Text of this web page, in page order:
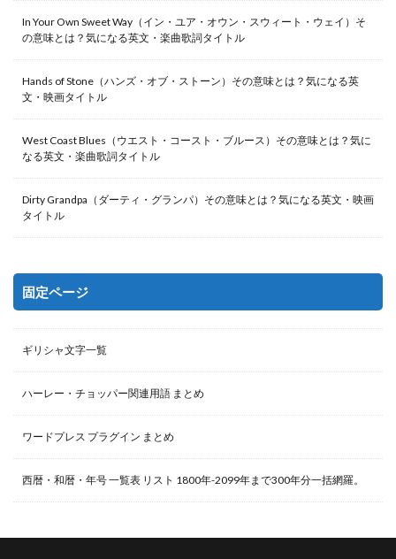
In Your Own Sweet Way（イン・ユア・オウン・スウィート・ウェイ）そ
の意味とは？気になる英文・楽曲歌詞タイトル
Hands of Stone（ハンズ・オブ・ストーン）その意味とは？気になる英
文・映画タイトル
West Coast Blues（ウエスト・コースト・ブルース）その意味とは？気に
なる英文・楽曲歌詞タイトル
Dirty Grandpa（ダーティ・グランパ）その意味とは？気になる英文・映画
タイトル
固定ページ
ギリシャ文字一覧
ハーレー・チョッパー関連用語 まとめ
ワードプレス プラグイン まとめ
西暦・和暦・年号 一覧表 リスト 1800年-2099年まで300年分一括網羅。